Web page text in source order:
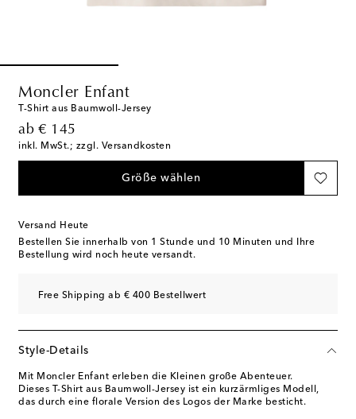
Moncler Enfant
T-Shirt aus Baumwoll-Jersey
ab € 145
original price
inkl. MwSt.; zzgl. Versandkosten
Größe wählen
Versand Heute
Bestellen Sie innerhalb von 1 Stunde und 10 Minuten und Ihre
Bestellung wird noch heute versandt.
Free Shipping ab € 400 Bestellwert
Style-Details
Mit Moncler Enfant erleben die Kleinen große Abenteuer.
Dieses T-Shirt aus Baumwoll-Jersey ist ein kurzärmliges Modell,
das durch eine florale Version des Logos der Marke besticht.